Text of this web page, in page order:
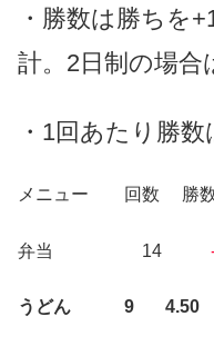
・勝数は勝ちを
計。2日制の場合
・1回あたり勝数
メニュー 回数 勝
弁当 14
うどん 9 4.50